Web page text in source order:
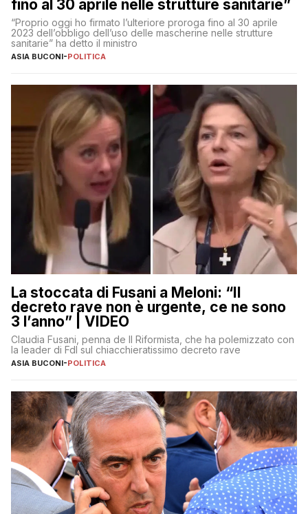
fino al 30 aprile nelle strutture sanitarie”
“Proprio oggi ho firmato l’ulteriore proroga fino al 30 aprile
2023 dell’obbligo dell’uso delle mascherine nelle strutture
sanitarie” ha detto il ministro
ASIA BUCONI-POLITICA
La stoccata di Fusani a Meloni: “Il
decreto rave non è urgente, ce ne sono
3 l’anno” | VIDEO
Claudia Fusani, penna de Il Riformista, che ha polemizzato con
la leader di FdI sul chiacchieratissimo decreto rave
ASIA BUCONI-POLITICA